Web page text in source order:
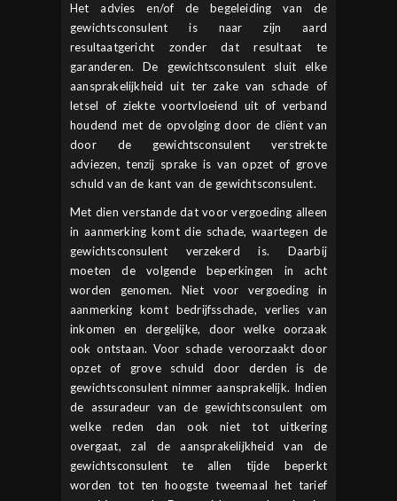
Het advies en/of de begeleiding van de
gewichtsconsulent is naar zijn aard
resultaatgericht zonder dat resultaat te
garanderen. De gewichtsconsulent sluit elke
aansprakelijkheid uit ter zake van schade of
letsel of ziekte voortvloeiend uit of verband
houdend met de opvolging door de cliënt van
door de gewichtsconsulent verstrekte
adviezen, tenzij sprake is van opzet of grove
schuld van de kant van de gewichtsconsulent.
Met dien verstande dat voor vergoeding alleen
in aanmerking komt die schade, waartegen de
gewichtsconsulent verzekerd is. Daarbij
moeten de volgende beperkingen in acht
worden genomen. Niet voor vergoeding in
aanmerking komt bedrijfsschade, verlies van
inkomen en dergelijke, door welke oorzaak
ook ontstaan. Voor schade veroorzaakt door
opzet of grove schuld door derden is de
gewichtsconsulent nimmer aansprakelijk. Indien
de assuradeur van de gewichtsconsulent om
welke reden dan ook niet tot uitkering
overgaat, zal de aansprakelijkheid van de
gewichtsconsulent te allen tijde beperkt
worden tot ten hoogste tweemaal het tarief